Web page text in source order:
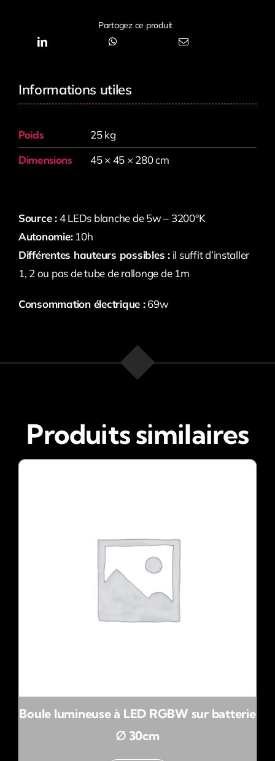
Partagez ce produit
Informations utiles
Poids
25 kg
Dimensions
45 × 45 × 280 cm
Source :4 LEDs blanche de 5w – 3200°K
Autonomie:10h
Différentes hauteurs possibles :il suffit d’installer
1, 2 ou pas de tube de rallonge de 1m
Consommation électrique :69w
Produits similaires
Boule lumineuse à LED RGBW sur batterie
∅ 30cm